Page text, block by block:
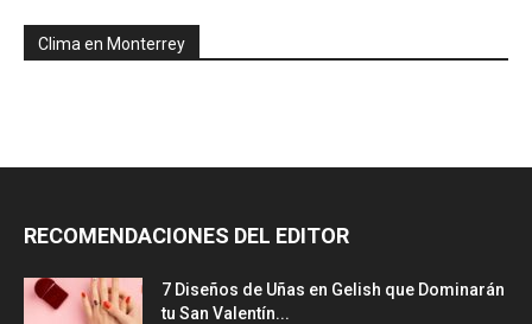
Clima en Monterrey
RECOMENDACIONES DEL EDITOR
7 Diseños de Uñas en Gelish que Dominarán
tu San Valentín...